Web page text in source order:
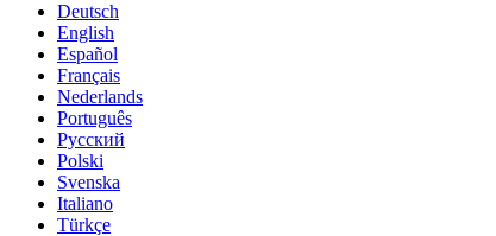
Deutsch
English
Español
Français
Nederlands
Português
Русский
Polski
Svenska
Italiano
Türkçe